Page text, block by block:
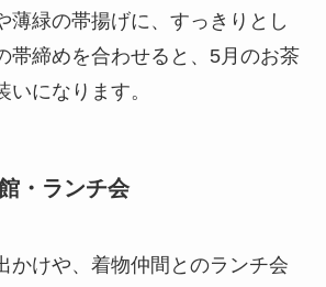
薄緑の帯揚げに、すっきりとし
帯締めを合わせると、5月のお茶
いになります。
・ランチ会
かけや、着物仲間とのランチ会